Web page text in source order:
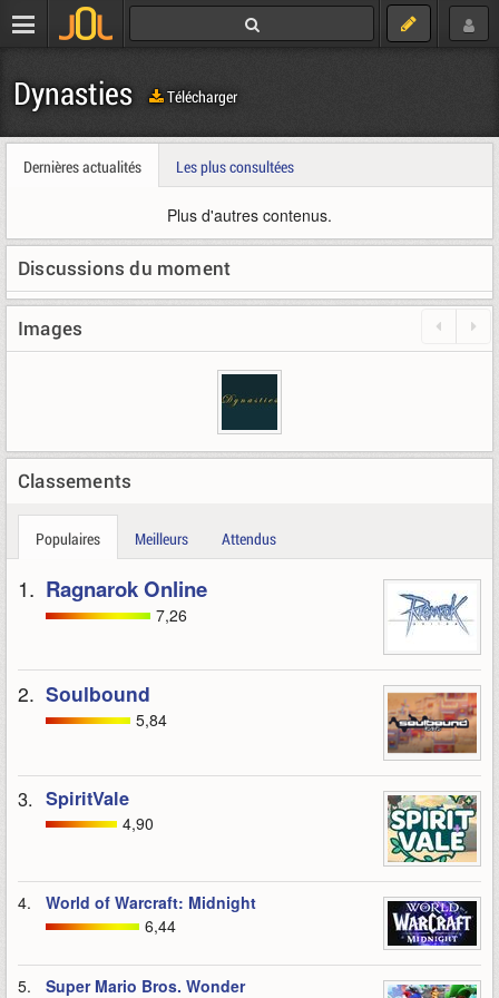
Dynasties Télécharger
Dernières actualités Les plus consultées
Plus d'autres contenus.
Discussions du moment
Images
Classements
Populaires Meilleurs Attendus
1. Ragnarok Online
7,26
2. Soulbound
5,84
3. SpiritVale
4,90
4.
World of Warcraft: Midnight
6,44
5. Super Mario Bros. Wonder